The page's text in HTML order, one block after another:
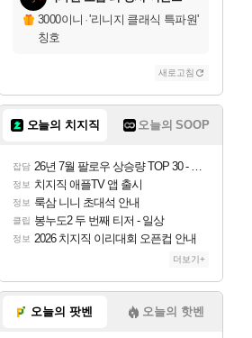
3000이니 ·'리니지 클래식 특파원'
칭호
새로고침
오늘의 치지직 오늘의 SOOP
잡담 26년 7월 팔로우 상승량 TOP 30 - 월간 치지직
정보 치지직 애플TV 앱 출시
정보 룩삼 니니 초대석 안내
클립 봉누도2 두 번째 티저 - 일상
정보 2026 치지직 이리대회 오픈컵 안내
더보기+
오늘의 팟벤 오늘의 핫벤